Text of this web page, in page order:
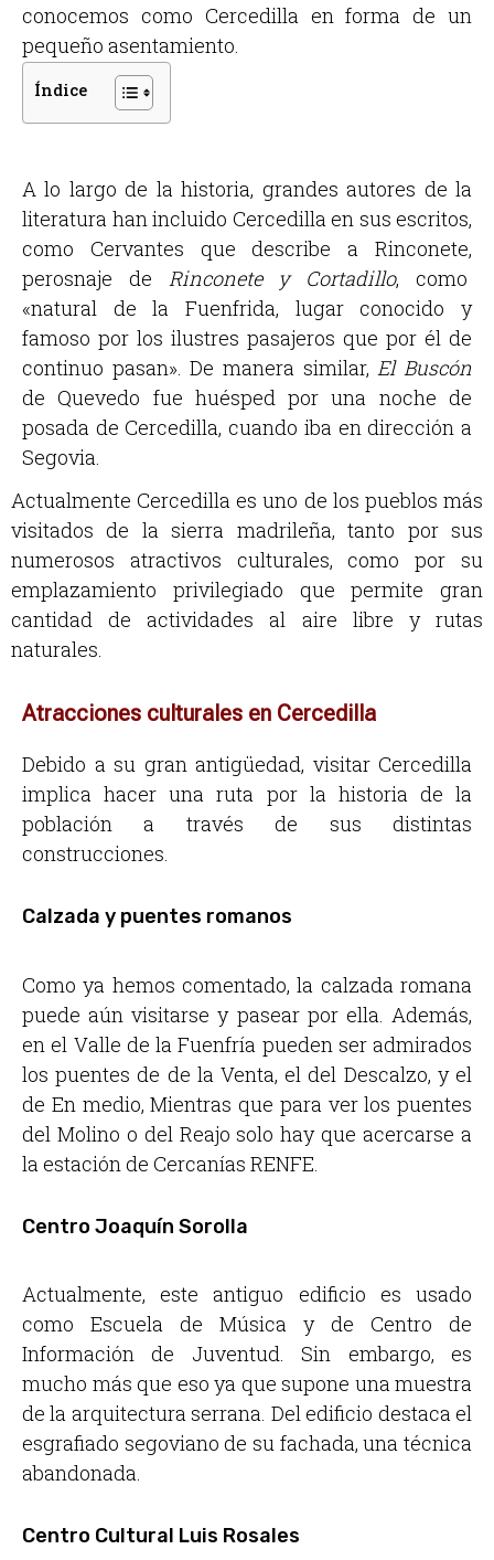
conocemos como Cercedilla en forma de un
pequeño asentamiento.
Índice
A lo largo de la historia, grandes autores de la
literatura han incluido Cercedilla en sus escritos,
como Cervantes que describe a Rinconete,
perosnaje de Rinconete y Cortadillo, como
«natural de la Fuenfrida, lugar conocido y
famoso por los ilustres pasajeros que por él de
continuo pasan». De manera similar,El Buscón
de Quevedo fue huésped por una noche de
posada de Cercedilla, cuando iba en dirección a
Segovia.
Actualmente Cercedilla es uno de los pueblos más
visitados de la sierra madrileña, tanto por sus
numerosos atractivos culturales, como por su
emplazamiento privilegiado que permite gran
cantidad de actividades al aire libre y rutas
naturales.
Atracciones culturales en Cercedilla
Debido a su gran antigüedad, visitar Cercedilla
implica hacer una ruta por la historia de la
población a través de sus distintas
construcciones.
Calzada y puentes romanos
Como ya hemos comentado, la calzada romana
puede aún visitarse y pasear por ella. Además,
en el Valle de la Fuenfría pueden ser admirados
los puentes de de la Venta, el del Descalzo, y el
de En medio, Mientras que para ver los puentes
del Molino o del Reajo solo hay que acercarse a
la estación de Cercanías RENFE.
Centro Joaquín Sorolla
Actualmente, este antiguo edificio es usado
como Escuela de Música y de Centro de
Información de Juventud. Sin embargo, es
mucho más que eso ya que supone una muestra
de la arquitectura serrana. Del edificio destaca el
esgrafiado segoviano de su fachada, una técnica
abandonada.
Centro Cultural Luis Rosales